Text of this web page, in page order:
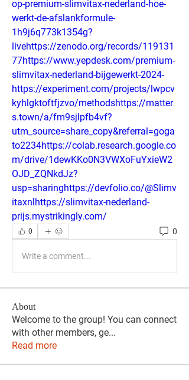
op-premium-slimvitax-nederland-hoe-
werkt-de-afslankformule-
1h9j6q773k1354g?
livehttps://zenodo.org/records/119131
77https://www.yepdesk.com/premium-
slimvitax-nederland-bijgewerkt-2024-
https://experiment.com/projects/lwpcv
kyhlgktoftfjzvo/methodshttps://matter
s.town/a/fm9sjlpfb4vf?
utm_source=share_copy&referral=goga
to2234https://colab.research.google.co
m/drive/1dewKKo0N3VWXoFuYxieW2
OJD_ZQNkdJz?
usp=sharinghttps://devfolio.co/@Slimv
itaxnlhttps://slimvitax-nederland-
prijs.mystrikingly.com/
0 0
Write a comment...
About
Welcome to the group! You can connect
with other members, ge...
Read more